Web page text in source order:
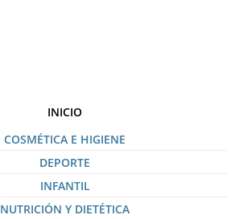
INICIO
COSMÉTICA E HIGIENE
DEPORTE
INFANTIL
NUTRICIÓN Y DIETÉTICA